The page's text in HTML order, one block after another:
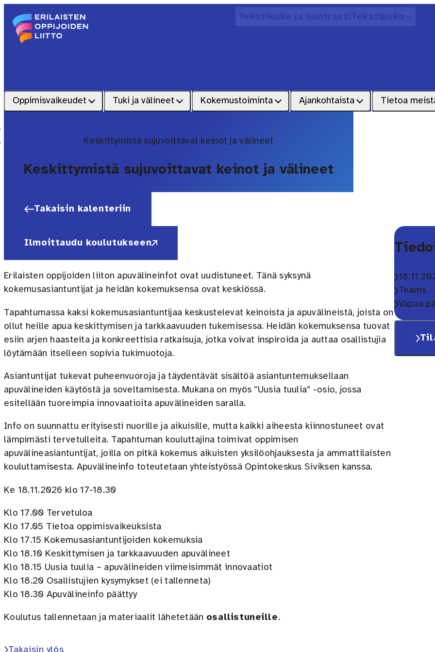
Oppimisvaikeudet Tuki ja välineet Kokemustoiminta Ajankohtaista Tietoa
Keskittymistä sujuvoittavat keinot ja välineet
Keskittymistä sujuvoittavat keinot ja välineet
Takaisin kalenteriin
Ilmoittaudu koulutukseen
Erilaisten oppijoiden liiton apuvälineinfot ovat uudistuneet. Tänä syksynä
kokemusasiantuntijat ja heidän kokemuksensa ovat keskiössä.
Tapahtumassa kaksi kokemusasiantuntijaa keskustelevat keinoista ja apuvälineistä, joista on
ollut heille apua keskittymisen ja tarkkaavuuden tukemisessa. Heidän kokemuksensa tuovat
esiin arjen haasteita ja konkreettisia ratkaisuja, jotka voivat inspiroida ja auttaa osallistujia
löytämään itselleen sopivia tukimuotoja.
Asiantuntijat tukevat puheenvuoroja ja täydentävät sisältöä asiantuntemuksellaan
apuvälineiden käytöstä ja soveltamisesta. Mukana on myös ”Uusia tuulia” -osio, jossa
esitellään tuoreimpia innovaatioita apuvälineiden saralla.
Info on suunnattu erityisesti nuorille ja aikuisille, mutta kaikki aiheesta kiinnostuneet ovat
lämpimästi tervetulleita. Tapahtuman kouluttajina toimivat oppimisen
apuvälineasiantuntijat, joilla on pitkä kokemus aikuisten yksilöohjauksesta ja ammattilaisten
kouluttamisesta. Apuvälineinfo toteutetaan yhteistyössä Opintokeskus Siviksen kanssa.
Ke 18.11.2026 klo 17-18.30
Klo 17.00 Tervetuloa
Klo 17.05 Tietoa oppimisvaikeuksista
Klo 17.15 Kokemusasiantuntijoiden kokemuksia
Klo 18.10 Keskittymisen ja tarkkaavuuden apuvälineet
Klo 18.15 Uusia tuulia – apuvälineiden viimeisimmät innovaatiot
Klo 18.20 Osallistujien kysymykset (ei tallenneta)
Klo 18.30 Apuvälineinfo päättyy
Koulutus tallennetaan ja materiaalit lähetetään osallistuneille.
Aika:
Paikka:
Teams
Vapaa
Takaisin ylös